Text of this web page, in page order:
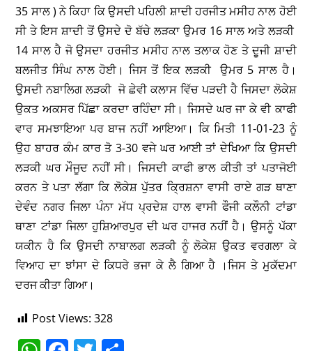
35 ਸਾਲ ) ਨੇ ਕਿਹਾ ਕਿ ਉਸਦੀ ਪਹਿਲੀ ਸ਼ਾਦੀ ਹਰਜੀਤ ਮਸੀਹ ਨਾਲ ਹੋਈ
ਸੀ ਤੇ ਇਸ ਸ਼ਾਦੀ ਤੋਂ ਉਸਦੇ ਦੋ ਬੱਚੇ ਲੜਕਾ ਉਮਰ 16 ਸਾਲ ਅਤੇ ਲੜਕੀ
14 ਸਾਲ ਹੈ ਜੋ ਉਸਦਾ ਹਰਜੀਤ ਮਸੀਹ ਨਾਲ ਤਲਾਕ ਹੋਣ ਤੇ ਦੂਜੀ ਸ਼ਾਦੀ
ਬਲਜੀਤ ਸਿੰਘ ਨਾਲ ਹੋਈ। ਜਿਸ ਤੋਂ ਇਕ ਲੜਕੀ ਉਮਰ 5 ਸਾਲ ਹੈ।
ਉਸਦੀ ਨਬਾਲਿਗ ਲੜਕੀ ਜੋ ਛੇਵੀ ਕਲਾਸ ਵਿੱਚ ਪੜਦੀ ਹੈ ਜਿਸਦਾ ਲੋਕੇਸ਼
ਉਕਤ ਅਕਸਰ ਪਿੱਛਾ ਕਰਦਾ ਰਹਿੰਦਾ ਸੀ। ਜਿਸਦੇ ਘਰ ਜਾ ਕੇ ਵੀ ਕਾਫੀ
ਵਾਰ ਸਮਝਾਇਆ ਪਰ ਬਾਜ ਨਹੀਂ ਆਇਆ। ਕਿ ਮਿਤੀ 11-01-23 ਨੂੰ
ਉਹ ਬਾਹਰ ਕੰਮ ਕਾਰ ਤੋ 3-30 ਵਜੇ ਘਰ ਆਈ ਤਾਂ ਦੇਖਿਆ ਕਿ ਉਸਦੀ
ਲੜਕੀ ਘਰ ਮੌਜੂਦ ਨਹੀਂ ਸੀ। ਜਿਸਦੀ ਕਾਫੀ ਭਾਲ ਕੀਤੀ ਤਾਂ ਪਤਾਜੋਈ
ਕਰਨ ਤੇ ਪਤਾ ਲੱਗਾ ਕਿ ਲੋਕੇਸ਼ ਪੁੱਤਰ ਕ੍ਰਿਸ਼ਨਾ ਵਾਸੀ ਰਾਏ ਗੜ ਥਾਣਾ
ਦੇਵੰਦ ਨਗਰ ਜਿਲਾ ਪੰਨਾ ਮੱਧ ਪ੍ਰਦੇਸ਼ ਹਾਲ ਵਾਸੀ ਫੌਜੀ ਕਲੌਨੀ ਟਾਂਡਾ
ਥਾਣਾ ਟਾਂਡਾ ਜਿਲਾ ਹੁਸ਼ਿਆਰਪੁਰ ਦੀ ਘਰ ਹਾਜਰ ਨਹੀਂ ਹੈ। ਉਸਨੂੰ ਪੱਕਾ
ਯਕੀਨ ਹੈ ਕਿ ਉਸਦੀ ਨਾਬਾਲਗ ਲੜਕੀ ਨੂੰ ਲੋਕੇਸ਼ ਉਕਤ ਵਰਗਲਾ ਕੇ
ਵਿਆਹ ਦਾ ਝਾਂਸਾ ਦੇ ਕਿਧਰੇ ਭਜਾ ਕੇ ਲੈ ਗਿਆ ਹੈ ।ਜਿਸ ਤੇ ਮੁਕੱਦਮਾ
ਦਰਜ ਕੀਤਾ ਗਿਆ।
Post Views: 328